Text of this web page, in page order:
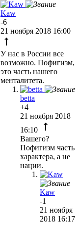
Kaw
-6
21 ноября 2018 16:00
У нас в России все
возможно. Пофигизм,
это часть нашего
менталитета.
betta
+4
21 ноября 2018
16:10
Вашего?
Пофигизм часть
характера, а не
нации.
Kaw
-1
21 ноября
2018 16:17